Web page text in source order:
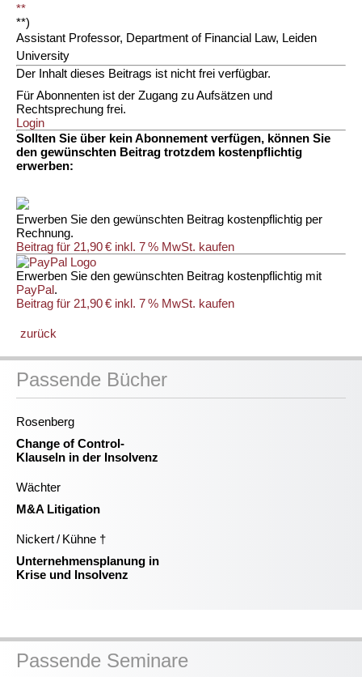
**
**)
Assistant Professor, Department of Financial Law, Leiden
University
Der Inhalt dieses Beitrags ist nicht frei verfügbar.
Für Abonnenten ist der Zugang zu Aufsätzen und
Rechtsprechung frei.
Login
Sollten Sie über kein Abonnement verfügen, können Sie
den gewünschten Beitrag trotzdem kostenpflichtig
erwerben:
Erwerben Sie den gewünschten Beitrag kostenpflichtig per
Rechnung.
Beitrag für 21,90 € inkl. 7 % MwSt. kaufen
Erwerben Sie den gewünschten Beitrag kostenpflichtig mit
PayPal.
Beitrag für 21,90 € inkl. 7 % MwSt. kaufen
zurück
Passende Bücher
Rosenberg
Change of Control-
Klauseln in der Insolvenz
Wächter
M&A Litigation
Nickert / Kühne †
Unternehmensplanung in
Krise und Insolvenz
Passende Seminare